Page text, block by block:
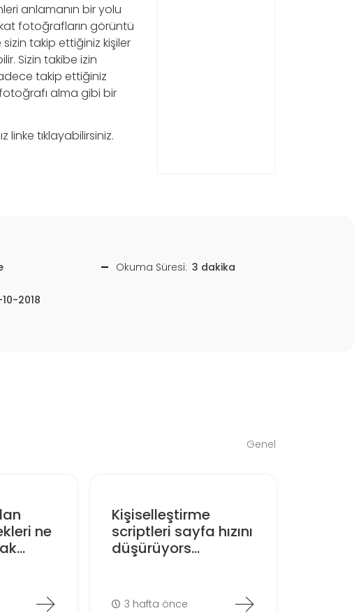
anlamanın bir yolu
fotoğrafların görüntü
takip ettiğiniz kişiler
Sizin takibe izin
takip ettiğiniz
alma gibi bir
linke tıklayabilirsiniz.
Okuma Süresi: 3 dakika
2018
Genel
ne
Kişiselleştirme
scriptleri sayfa hızını
düşürüyors...
3 hafta önce